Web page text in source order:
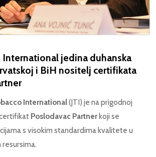
International jedina duhanska
i BiH nositelj certifikata
International(JTI) je na prigodnoj
Poslodavac Partnerkoji se
s visokim standardima kvalitete u
resursima.